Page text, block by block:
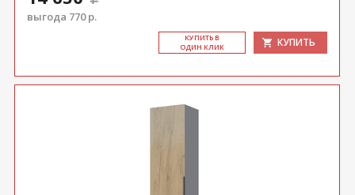
выгода 770 р.
КУ­ПИТЬ В
ОДИН КЛИК
КУПИТЬ